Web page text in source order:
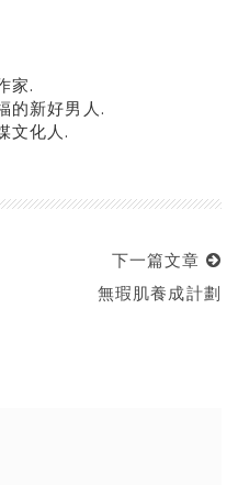
家.
的新好男人.
文化人.
下一篇文章
無瑕肌養成計劃